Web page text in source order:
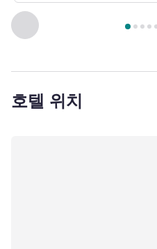
이전 - 객실
9/ 페이지 , 객실 1 :
호텔 위치